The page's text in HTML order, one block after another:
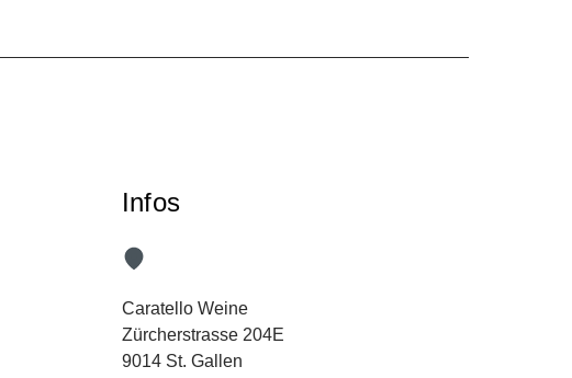
Infos
Caratello Weine
Zürcherstrasse 204E
9014 St. Gallen